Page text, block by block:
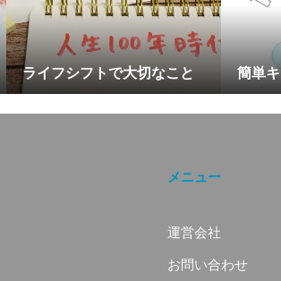
ライフシフトで大切なこと 簡単
メニュー
運営会社
お問い合わせ